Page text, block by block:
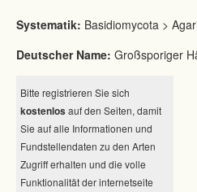
Systematik: Basidiomycota >
Deutscher Name: Großsporiger
Bitte registrieren Sie sich
kostenlos auf den Seiten, damit
Sie auf alle Informationen und
Fundstellendaten zu den Arten
Zugriff erhalten und die volle
Funktionalität der internetseite